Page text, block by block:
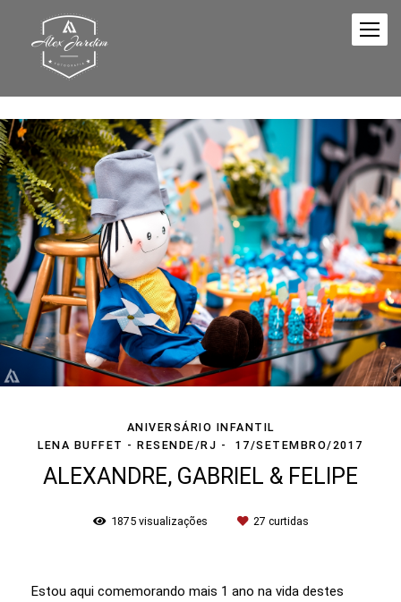
ANIVERSÁRIO INFANTIL
LENA BUFFET - RESENDE/RJ
17/SETEMBRO/2017
ALEXANDRE, GABRIEL & FELIPE
1875visualizações 27 curtidas
Estou aqui comemorando mais 1 ano na vida destes